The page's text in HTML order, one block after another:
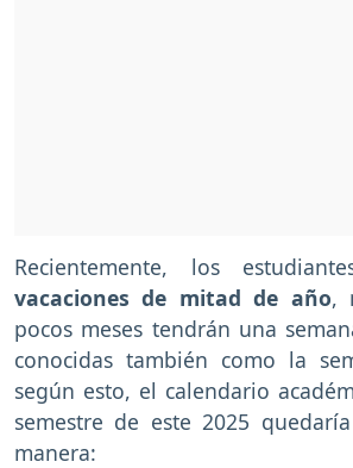
Recientemente, los
vacaciones de mitad de año,
pocos meses tendrán una
conocidas también como la
según esto, el calendario
semestre de este 2025
manera: